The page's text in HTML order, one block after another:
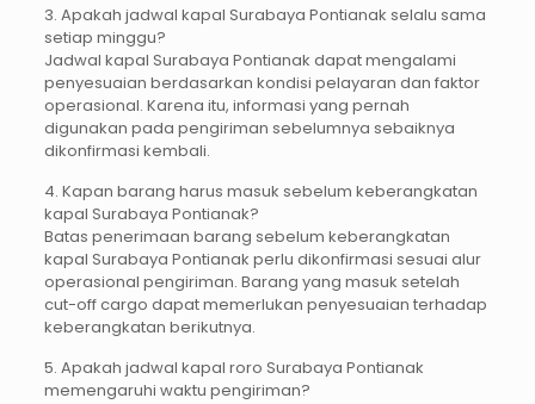
3. Apakah jadwal kapal Surabaya Pontianak selalu sama
setiap minggu?
Jadwal kapal Surabaya Pontianak dapat mengalami
penyesuaian berdasarkan kondisi pelayaran dan faktor
operasional. Karena itu, informasi yang pernah
digunakan pada pengiriman sebelumnya sebaiknya
dikonfirmasi kembali.
4. Kapan barang harus masuk sebelum keberangkatan
kapal Surabaya Pontianak?
Batas penerimaan barang sebelum keberangkatan
kapal Surabaya Pontianak perlu dikonfirmasi sesuai alur
operasional pengiriman. Barang yang masuk setelah
cut-off cargo dapat memerlukan penyesuaian terhadap
keberangkatan berikutnya.
5. Apakah jadwal kapal roro Surabaya Pontianak
memengaruhi waktu pengiriman?